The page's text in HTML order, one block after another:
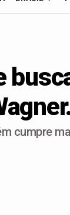
cumpre